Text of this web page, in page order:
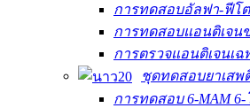
การทดสอบอัลฟา-ฟีโ
การทดสอบแอนติเจน
การตรวจแอนติเจนเ
ชุดทดสอบยาเสพ
การทดสอบ 6-MAM